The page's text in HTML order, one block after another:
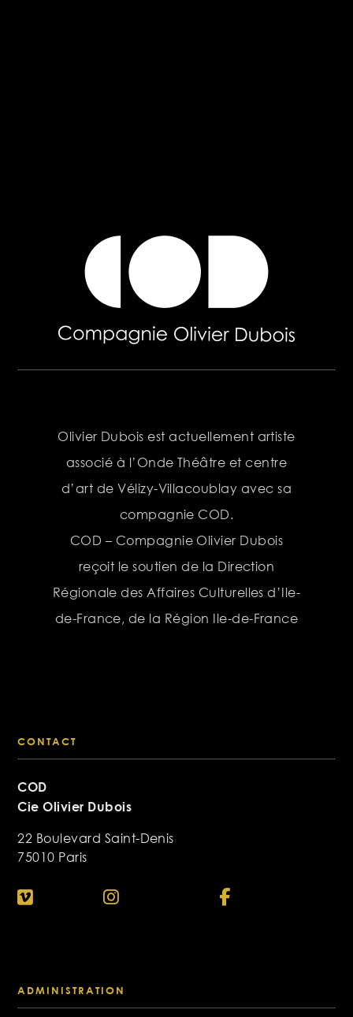
Olivier Dubois est actuellement artiste
associé à l’Onde Théâtre et centre
d’art de Vélizy-Villacoublay avec sa
compagnie COD.
COD – Compagnie Olivier Dubois
reçoit le soutien de la Direction
Régionale des Affaires Culturelles d’Ile-
de-France, de la Région Ile-de-France
CONTACT
COD
Cie Olivier Dubois
22 Boulevard Saint-Denis
75010 Paris
ADMINISTRATION